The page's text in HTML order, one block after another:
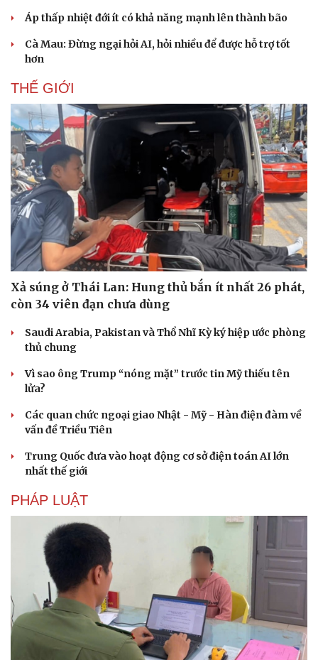
Văn hóa
Sân khấu - Điện ảnh
Văn học
Âm nhạc
Di sản
Giải trí
Nghệ sĩ
Thời trang
Sao Việt
Áp thấp nhiệt đới ít có khả năng mạnh lên thành bão
Cà Mau: Đừng ngại hỏi AI, hỏi nhiều để được hỗ trợ tốt
hơn
THẾ GIỚI
Xả súng ở Thái Lan: Hung thủ bắn ít nhất 26 phát,
còn 34 viên đạn chưa dùng
Saudi Arabia, Pakistan và Thổ Nhĩ Kỳ ký hiệp ước phòng
thủ chung
Vì sao ông Trump “nóng mặt” trước tin Mỹ thiếu tên
lửa?
Các quan chức ngoại giao Nhật - Mỹ - Hàn điện đàm về
vấn đề Triều Tiên
Trung Quốc đưa vào hoạt động cơ sở điện toán AI lớn
nhất thế giới
PHÁP LUẬT